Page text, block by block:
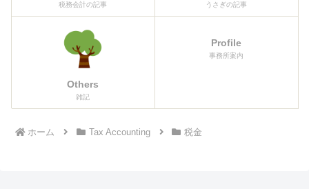
税務会計の記事 うさぎの記事
Others
雑記
Profile
事務所案内
ホーム Tax Accounting 税金